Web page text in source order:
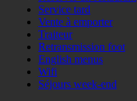
Service tard
Vente à emporter
Traiteur
Retransmission foot
English menus
Wifi
Séjours week-end